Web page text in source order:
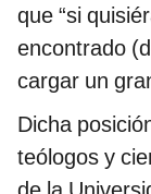
que “si
encontrado
cargar un
Dicha
teólogos y